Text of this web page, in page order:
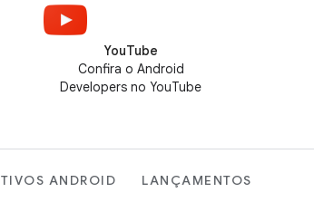
YouTube
Confira o Android
Developers no YouTube
ANDROID
LANÇAMENTOS